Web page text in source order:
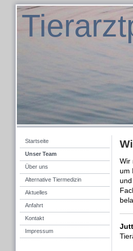
Startseite
Unser Team
Über uns
Alternative Tiermedizin
Aktuelles
Anfahrt
Kontakt
Impressum
Wir
um